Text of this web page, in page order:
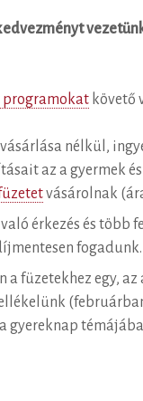
programokat követő
nélkül,
az a gyermek
vásárolnak
érkezés és több
fogadunk.
a füzetekhez egy,
gyereknap